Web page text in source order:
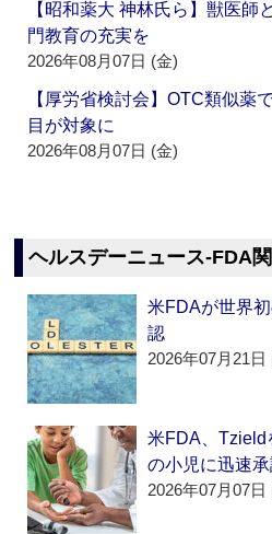
【昭和薬大 神林氏ら】獣医師
門教育の充実を
2026年08月07日 (金)
【厚労省検討会】OTC類似薬
目が対象に
2026年08月07日 (金)
ヘルスデーニュース‐FDA
米FDAが世界
認
2026年07月21日
米FDA、Tzield
の小児に迅速
2026年07月07日